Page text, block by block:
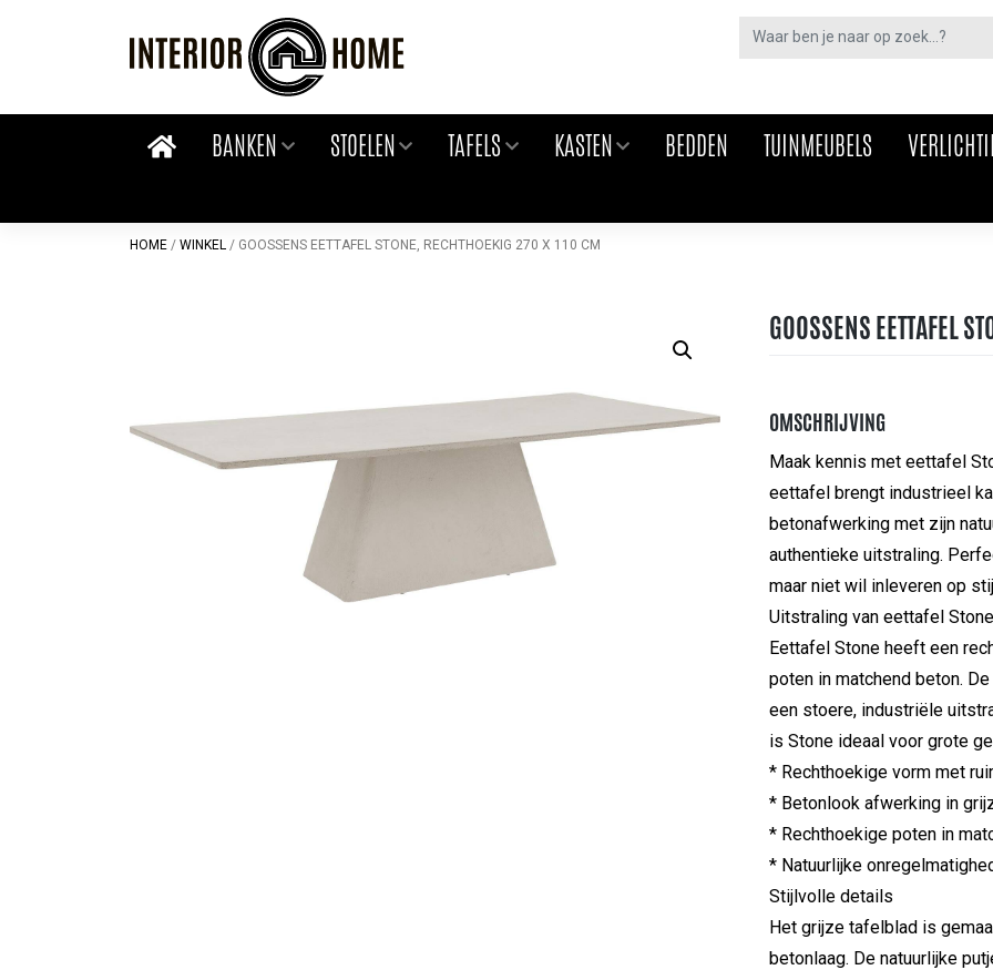
BANKEN STOELEN TAFELS KASTEN BEDDEN TUINMEUBELS
HOME / WINKEL / GOOSSENS EETTAFEL STONE, RECHTHOEKIG 270 X 110 CM
GOOSSENS EETTAFEL
OMSCHRIJVING
Maak kennis met eettafel
eettafel brengt industrieel
betonafwerking met zijn
authentieke uitstraling.
maar niet wil inleveren op
Uitstraling van eettafel
Eettafel Stone heeft een
poten in matchend beton.
een stoere, industriële
is Stone ideaal voor grote
* Rechthoekige vorm met
* Betonlook afwerking in
* Rechthoekige poten in
* Natuurlijke
Stijlvolle details
Het grijze tafelblad is
betonlaag. De natuurlijke